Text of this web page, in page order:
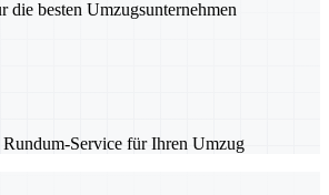
die besten Umzugsunternehmen
Service für Ihren Umzug